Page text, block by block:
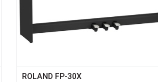
ROLAND FP-30X